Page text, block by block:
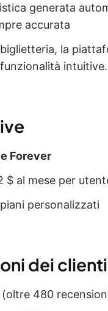
generata
accurata
la
intuitive.
Forever
$ al mese per
piani personalizzati
dei
480